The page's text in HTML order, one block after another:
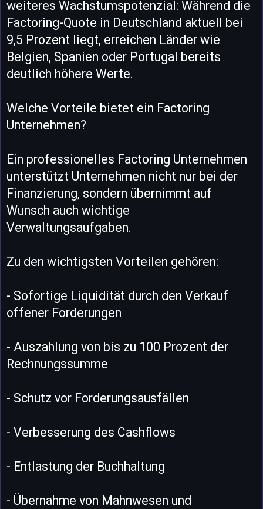
weiteres Wachstumspotenzial: Während die
Factoring-Quote in Deutschland aktuell bei
9,5 Prozent liegt, erreichen Länder wie
Belgien, Spanien oder Portugal bereits
deutlich höhere Werte.
Welche Vorteile bietet ein Factoring
Unternehmen?
Ein professionelles Factoring Unternehmen
unterstützt Unternehmen nicht nur bei der
Finanzierung, sondern übernimmt auf
Wunsch auch wichtige
Verwaltungsaufgaben.
Zu den wichtigsten Vorteilen gehören:
- Sofortige Liquidität durch den Verkauf
offener Forderungen
- Auszahlung von bis zu 100 Prozent der
Rechnungssumme
- Schutz vor Forderungsausfällen
- Verbesserung des Cashflows
- Entlastung der Buchhaltung
- Übernahme von Mahnwesen und